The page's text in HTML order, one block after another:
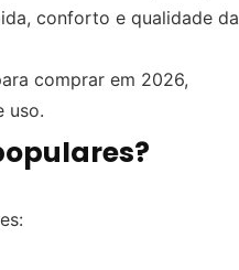
conforto e qualidade da
comprar em 2026,
uso.